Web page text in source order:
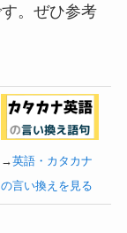
。ぜひ参考
→英語・カタカナ
の言い換えを見る